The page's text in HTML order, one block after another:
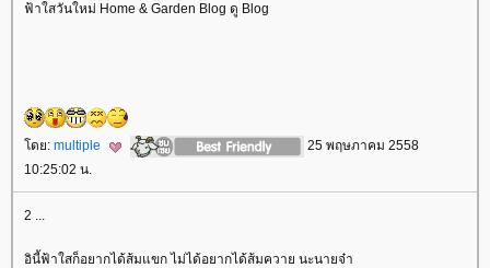
ฟ้าใสวันใหม่ Home & Garden Blog ดู Blog
ดย: multiple
25 พฤษภาคม 2558
10:25:02 น.
2 ...
อินี้ฟ้าใสก็อยากได้ส้มแขก ไม่ได้อยากได้ส้มควาย นะนายจ๋า